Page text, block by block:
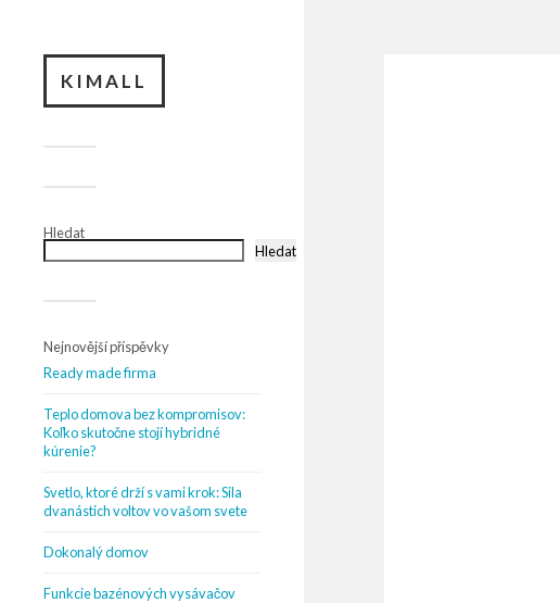
KIMALL
Hledat
Hledat
Nejnovější příspěvky
Ready made firma
Teplo domova bez kompromisov:
Koľko skutočne stojí hybridné
kúrenie?
Svetlo, ktoré drží s vami krok: Sila
dvanástich voltov vo vašom svete
Dokonalý domov
Funkcie bazénových vysávačov